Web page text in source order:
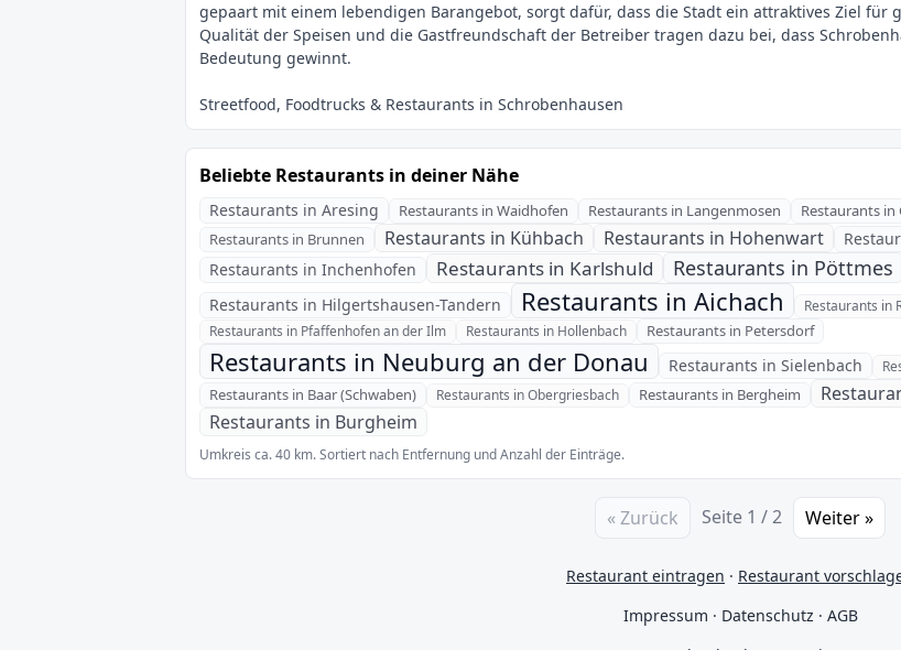
gepaart mit einem lebendigen Barangebot, sorgt dafür, dass die Stadt ein attraktives Ziel für
Qualität der Speisen und die Gastfreundschaft der Betreiber tragen dazu bei, dass
Beliebte Restaurants in deiner Nähe
Restaurants in Aresing Restaurants in Waidhofen Restaurants in Langenmosen Restaurants in
Restaurants in Brunnen
Restaurants in Kühbach Restaurants in Hohenwart
Restaurants in Inchenhofen Restaurants in Karlshuld Restaurants in Pöttmes
Restaurants in Hilgertshausen-Tandern Restaurants in Aichach Restaurants in
Restaurants in Pfaffenhofen an der Ilm Restaurants in Hollenbach Restaurants in Petersdorf
Restaurants in Neuburg an der Donau Restaurants in Sielenbach
Restaurants in Baar (Schwaben) Restaurants in Obergriesbach Restaurants in Bergheim
Restaurants in Burgheim
Umkreis ca. 40 km. Sortiert nach Entfernung und Anzahl der Einträge.
« Zurück Seite 1 / 2 Weiter »
Restaurant eintragen · Restaurant
Impressum · Datenschutz · AGB